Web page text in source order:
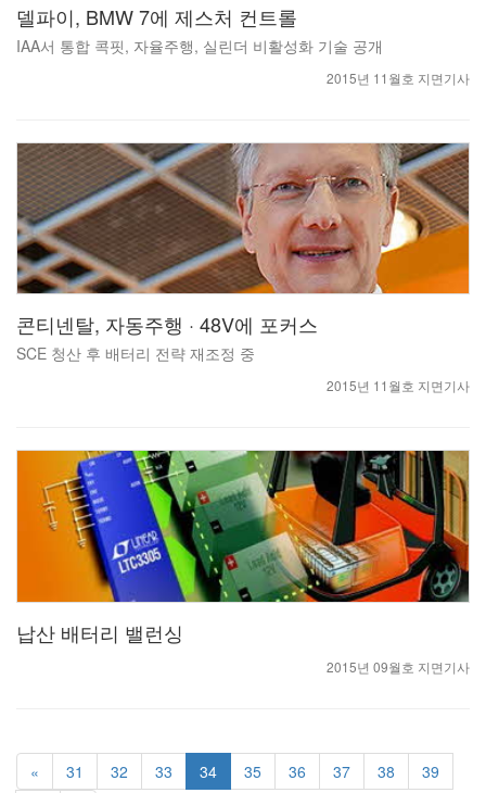
델파이, BMW 7에 제스처 컨트롤
IAA서 통합 콕핏, 자율주행, 실린더 비활성화 기술 공개
2015년 11월호 지면기사
콘티넨탈, 자동주행 · 48V에 포커스
SCE 청산 후 배터리 전략 재조정 중
2015년 11월호 지면기사
납산 배터리 밸런싱
2015년 09월호 지면기사
« 31 32 33 34 35 36 37 38 39